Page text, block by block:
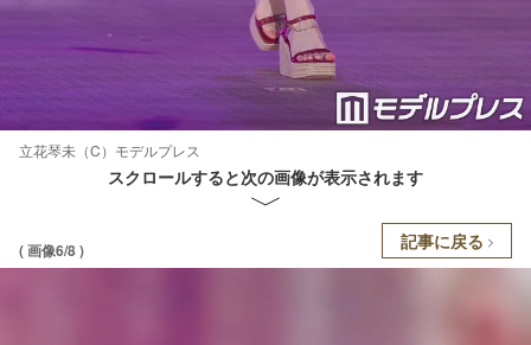
立花琴未（C）モデルプレス
スクロールすると次の画像が表示されます
( 画像6/8 ) 記事に戻る